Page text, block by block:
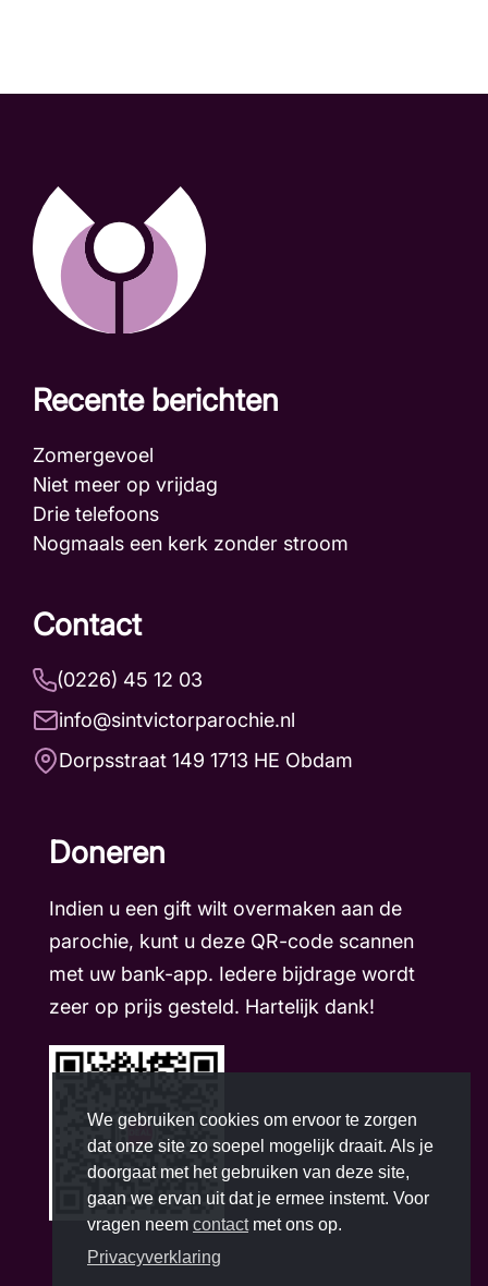
Recente berichten
Zomergevoel
Niet meer op vrijdag
Drie telefoons
Nogmaals een kerk zonder stroom
Contact
(0226) 45 12 03
info@sintvictorparochie.nl
Dorpsstraat 149 1713 HE Obdam
Doneren
Indien u een gift wilt overmaken aan de
parochie, kunt u deze QR-code scannen
met uw bank-app. Iedere bijdrage wordt
zeer op prijs gesteld. Hartelijk dank!
We gebruiken cookies om ervoor te zorgen
dat onze site zo soepel mogelijk draait. Als je
doorgaat met het gebruiken van deze site,
gaan we ervan uit dat je ermee instemt. Voor
vragen neem contactmet ons op.
Privacyverklaring